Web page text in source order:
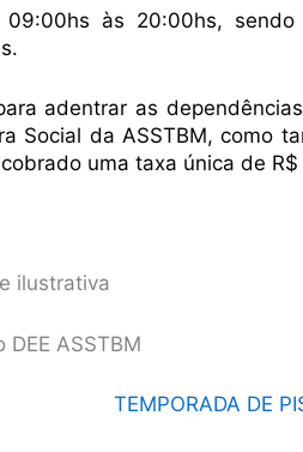
às 20:00hs,
adentrar as
Social da ASSTBM, como
uma taxa única de
ilustrativa
ASSTBM